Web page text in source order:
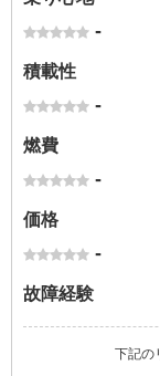
-
積載性
-
燃費
-
価格
-
故障経験
下記の